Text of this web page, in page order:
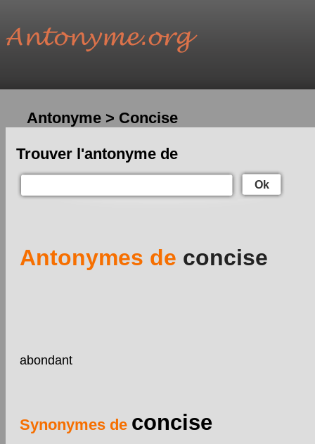
Antonyme > Concise
Trouver l'antonyme de
Ok
Antonymes de concise
abondant
Synonymes de concise